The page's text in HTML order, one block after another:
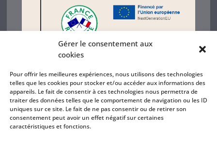
Gérer le consentement aux
cookies
Pour offrir les meilleures expériences, nous utilisons des technologies
telles que les cookies pour stocker et/ou accéder aux informations des
appareils. Le fait de consentir à ces technologies nous permettra de
traiter des données telles que le comportement de navigation ou les ID
uniques sur ce site. Le fait de ne pas consentir ou de retirer son
consentement peut avoir un effet négatif sur certaines
caractéristiques et fonctions.
Politique de confidentialité
Création site internet GWEB